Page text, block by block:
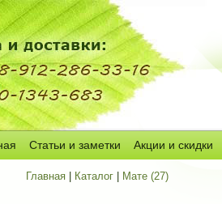
Статьи и заметки Акции и скидки
Главная| Каталог| Мате (27)